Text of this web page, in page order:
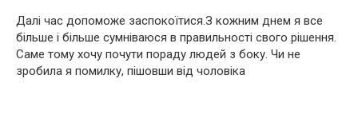
Далі час допоможе заспокоїтися.З кожним днем я все
більше і більше сумніваюся в правильності свого рішення.
Саме тому хочу почути пораду людей з боку. Чи не
зробила я помилку, пішовши від чоловіка